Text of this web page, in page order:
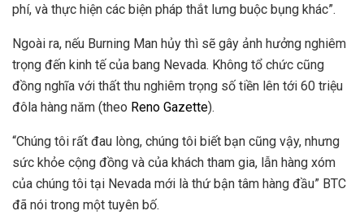
phí, và thực hiện các biện pháp thắt lưng buộc bụng khác”.
Ngoài ra, nếu Burning Man hủy thì sẽ gây ảnh hưởng nghiêm
trọng đến kinh tế của bang Nevada. Không tổ chức cũng
đồng nghĩa với thất thu nghiêm trọng số tiền lên tới 60 triệu
đôla hàng năm (theo Reno Gazette).
“Chúng tôi rất đau lòng, chúng tôi biết bạn cũng vậy, nhưng
sức khỏe cộng đồng và của khách tham gia, lẫn hàng xóm
của chúng tôi tại Nevada mới là thứ bận tâm hàng đầu” BTC
đã nói trong một tuyên bố.